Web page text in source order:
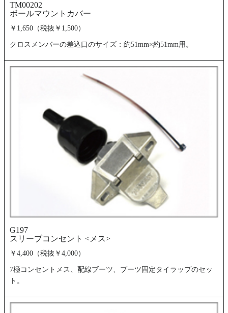
TM00202
ボールマウントカバー
￥1,650（税抜￥1,500）
クロスメンバーの差込口のサイズ：約51mm×約51mm用。
G197
スリーブコンセント <メス>
￥4,400（税抜￥4,000）
7極コンセントメス、配線ブーツ、ブーツ固定タイラップのセッ
ト。